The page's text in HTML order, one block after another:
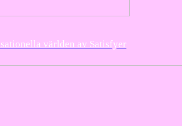
världen av Satisfyer